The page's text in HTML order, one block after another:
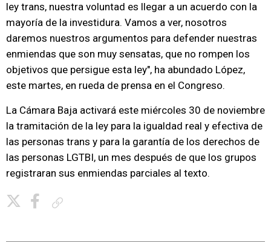
ley trans, nuestra voluntad es llegar a un acuerdo con la
mayoría de la investidura. Vamos a ver, nosotros
daremos nuestros argumentos para defender nuestras
enmiendas que son muy sensatas, que no rompen los
objetivos que persigue esta ley", ha abundado López,
este martes, en rueda de prensa en el Congreso.
La Cámara Baja activará este miércoles 30 de noviembre
la tramitación de la ley para la igualdad real y efectiva de
las personas trans y para la garantía de los derechos de
las personas LGTBI, un mes después de que los grupos
registraran sus enmiendas parciales al texto.